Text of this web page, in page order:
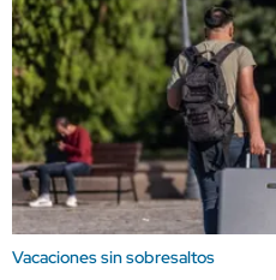
Vacaciones sin sobresaltos